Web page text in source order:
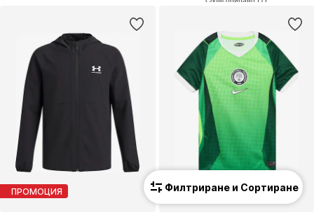
ПРОМОЦИЯ КУПОН
Филтриране и Сортиране